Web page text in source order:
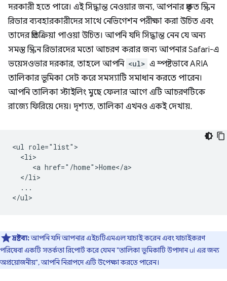
দরকারী হতে পারে। এই সিদ্ধান্ত নেওয়ার জন্য, আপনার প্রকৃত স্ক্রিন
রিডার ব্যবহারকারীদের সাথে নেভিগেশন পরীক্ষা করা উচিত এবং
তাদের প্রতিক্রিয়া পাওয়া উচিত। আপনি যদি সিদ্ধান্ত নেন যে অন্য
সমস্ত স্ক্রিন রিডারদের মতো আচরণ করার জন্য আপনার Safari-এ
ভয়েসওভার দরকার, তাহলে আপনি <ul> এ স্পষ্টভাবে ARIA
তালিকার ভূমিকা সেট করে সমস্যাটি সমাধান করতে পারেন।
আপনি তালিকা স্টাইলিং মুছে ফেলার আগে এটি আচরণটিকে
রাজ্যে ফিরিয়ে দেয়। দৃশ্যত, তালিকা এখনও একই দেখায়.
<ul role="list">
  <li>
     <a href="/home">Home</a>
  </li>
  ...
দ্রষ্টব্য:আপনি যদি আপনার এইচটিএমএল যাচাই করেন এবং যাচাইকরণ
পরিষেবা একটি সতর্কতা রিপোর্ট করে যেমন "তালিকা ভূমিকাটি উপাদান ul এর জন্য
অপ্রয়োজনীয়", আপনি নিরাপদে এটি উপেক্ষা করতে পারেন।